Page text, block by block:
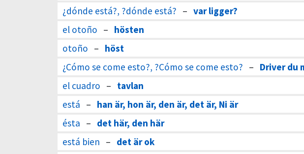
¿dónde está?, ?dónde está? – var ligger?
el otoño – hösten
otoño – höst
¿Cómo se come esto?, ?Cómo se come esto? – Driver du
el cuadro – tavlan
está – han är, hon är, den är, det är, Ni är
ésta – det här, den här
está bien – det är ok